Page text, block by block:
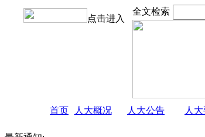
点击进入
全文检索
首页 人大概况 人大公告 人